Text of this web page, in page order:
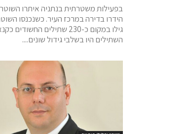
בפעילות משטרתית בנתניה איתרו
הידרו בדירה במרכז העיר. כשנכנסו
גילו במקום כ-230 שתילים החשודים
השתילים היו בשלבי גידול שונים....